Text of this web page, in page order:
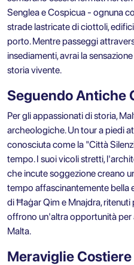
Senglea e Cospicua - ognuna
strade lastricate di ciottoli,
porto. Mentre passeggi
insediamenti, avrai la
storia vivente.
Seguendo Antiche
Per gli appassionati di storia,
archeologiche. Un tour a piedi
conosciuta come la "Città
tempo. I suoi vicoli stretti,
che incute soggezione creano
tempo affascinantemente bella
di Ħaġar Qim e Mnajdra,
offrono un'altra opportunità per
Malta.
Meraviglie